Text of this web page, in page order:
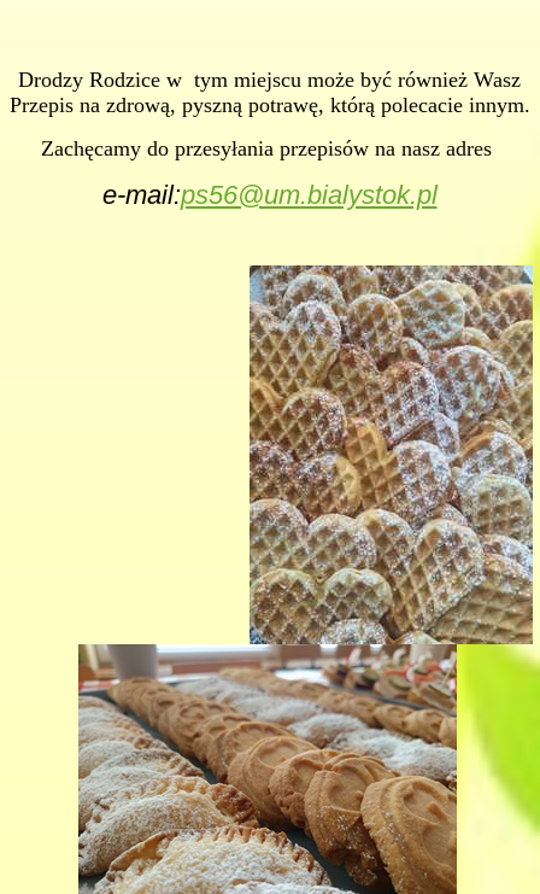
Drodzy Rodzice w tym miejscu może być również Wasz
Przepis na zdrową, pyszną potrawę, którą polecacie innym.
Zachęcamy do przesyłania przepisów na nasz adres
e-mail:ps56@um.bialystok.pl